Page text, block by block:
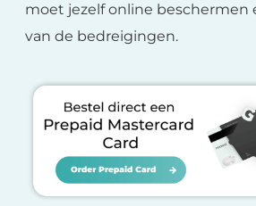
moet jezelf online beschermen
van de bedreigingen.